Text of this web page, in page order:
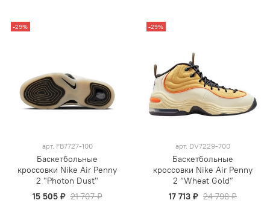
-29%
арт. FB7727-100
Баскетбольные
кроссовки Nike Air Penny
2 "Photon Dust"
15 505 ₽ 21 707 ₽
-29%
арт. DV7229-700
Баскетбольные
кроссовки Nike Air Penny
2 “Wheat Gold”
17 713 ₽ 24 798 ₽